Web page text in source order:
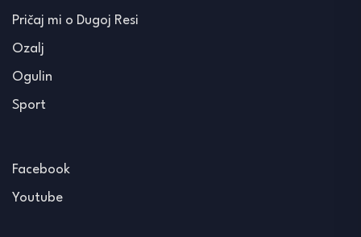
Pričaj mi o Dugoj Resi
Ozalj
Ogulin
Sport
Facebook
Youtube